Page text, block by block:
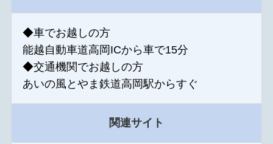
◆車でお越しの方
能越自動車道高岡ICから車で15分
◆交通機関でお越しの方
あいの風とやま鉄道高岡駅からすぐ
関連サイト